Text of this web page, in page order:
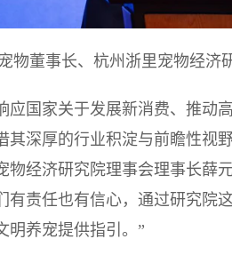
物董事长、杭州浙里宠物经济
应国家关于发展新消费、推动
其深厚的行业积淀与前瞻性视
物经济研究院理事会理事长薛
有责任也有信心，通过研究院
明养宠提供指引。”